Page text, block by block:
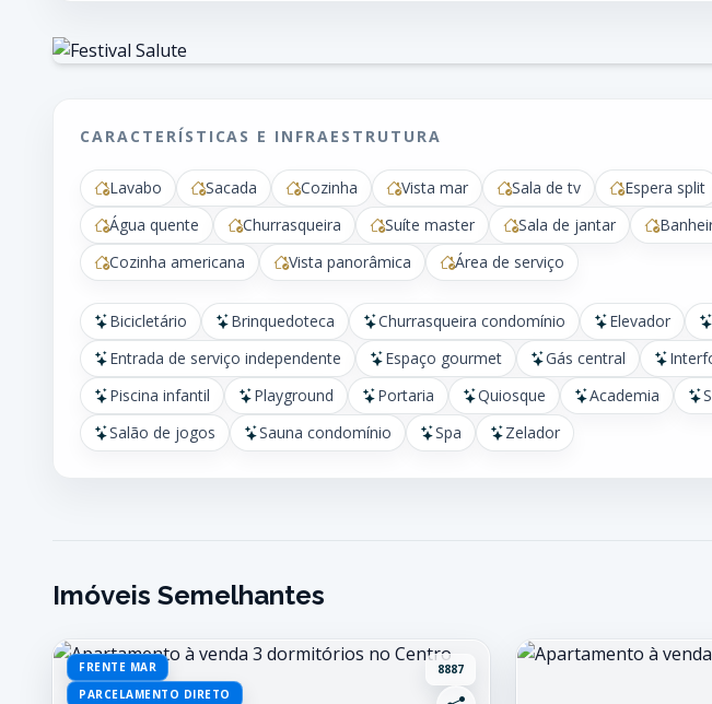
CARACTERÍSTICAS E INFRAESTRUTURA
Lavabo Sacada Cozinha Vista mar Sala de tv Espera split
Água quente
Churrasqueira Suíte master Sala de jantar
Cozinha americana
Vista panorâmica Área de serviço
Bicicletário Brinquedoteca Churrasqueira condomínio Elevador
Entrada de serviço independente
Espaço gourmet Gás central
Piscina infantil
Playground Portaria Quiosque Academia
Salão de jogos
Sauna condomínio Spa Zelador
Imóveis Semelhantes
FRENTE MAR
PARCELAMENTO DIRETO
8887